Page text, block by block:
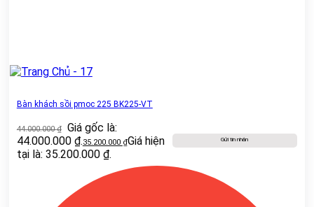
Bàn khách sồi pmoc 225 BK225-VT
44.000.000₫
Giá gốc là:
44.000.000 ₫.35.200.000 ₫Giá hiện
tại là: 35.200.000 ₫.
Gửi tin nhắn